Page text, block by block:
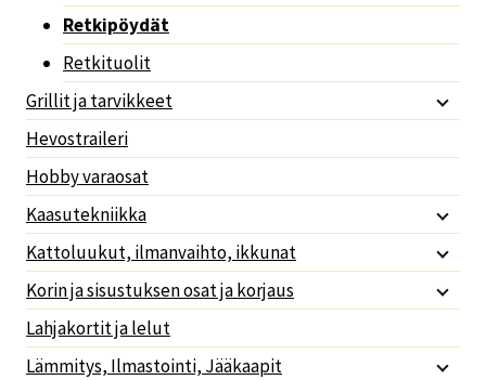
Retkipöydät
Retkituolit
Grillit ja tarvikkeet
Hevostraileri
Hobby varaosat
Kaasutekniikka
Kattoluukut, ilmanvaihto, ikkunat
Korin ja sisustuksen osat ja korjaus
Lahjakortit ja lelut
Lämmitys, Ilmastointi, Jääkaapit